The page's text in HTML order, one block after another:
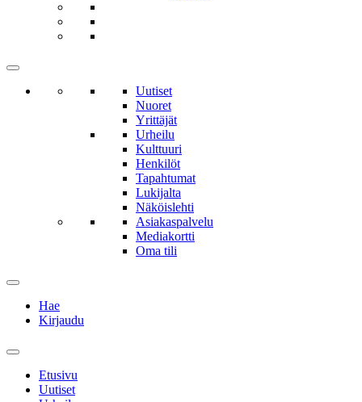
Uutiset
Nuoret
Yrittäjät
Urheilu
Kulttuuri
Henkilöt
Tapahtumat
Lukijalta
Näköislehti
Asiakaspalvelu
Mediakortti
Oma tili
Hae
Kirjaudu
Etusivu
Uutiset